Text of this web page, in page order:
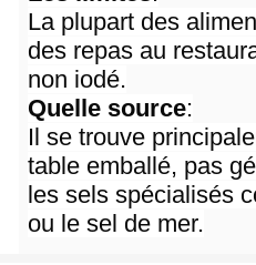
La plupart des
des repas au
non iodé.
Quelle source:
Il se trouve
table emballé, pas
les sels spécialisés
ou le sel de mer.